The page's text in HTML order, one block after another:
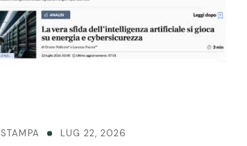
LUG 22, 2026